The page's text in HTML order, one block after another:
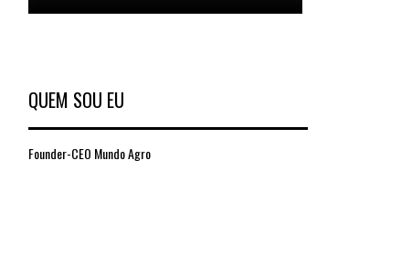
QUEM SOU EU
Founder-CEO Mundo Agro